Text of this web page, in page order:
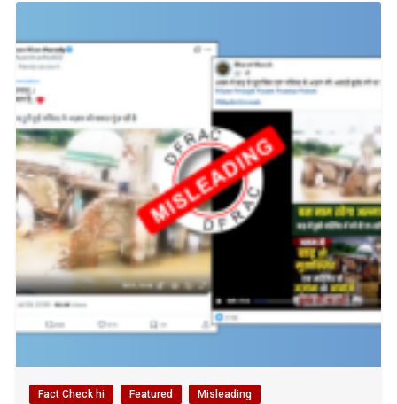
Fact Check hi Featured Misleading